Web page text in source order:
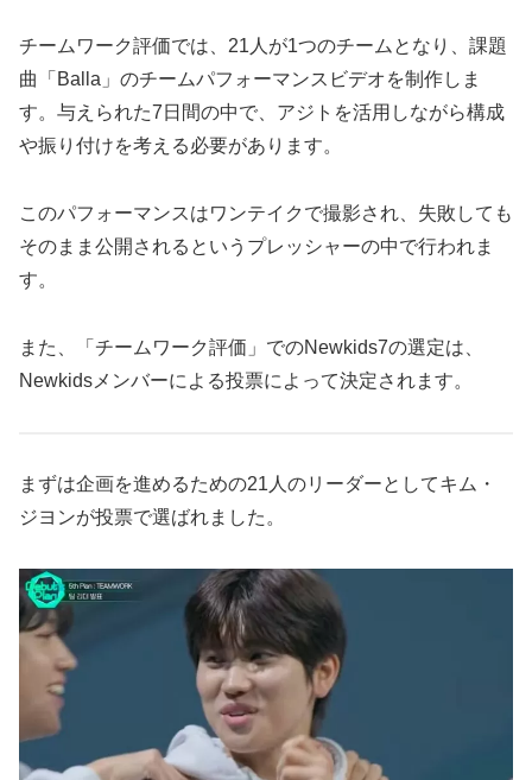
チームワーク評価では、21人が1つのチームとなり、課題
曲「Balla」のチームパフォーマンスビデオを制作しま
す。与えられた7日間の中で、アジトを活用しながら構成
や振り付けを考える必要があります。
このパフォーマンスはワンテイクで撮影され、失敗しても
そのまま公開されるというプレッシャーの中で行われま
す。
また、「チームワーク評価」でのNewkids7の選定は、
Newkidsメンバーによる投票によって決定されます。
まずは企画を進めるための21人のリーダーとしてキム・
ジヨンが投票で選ばれました。